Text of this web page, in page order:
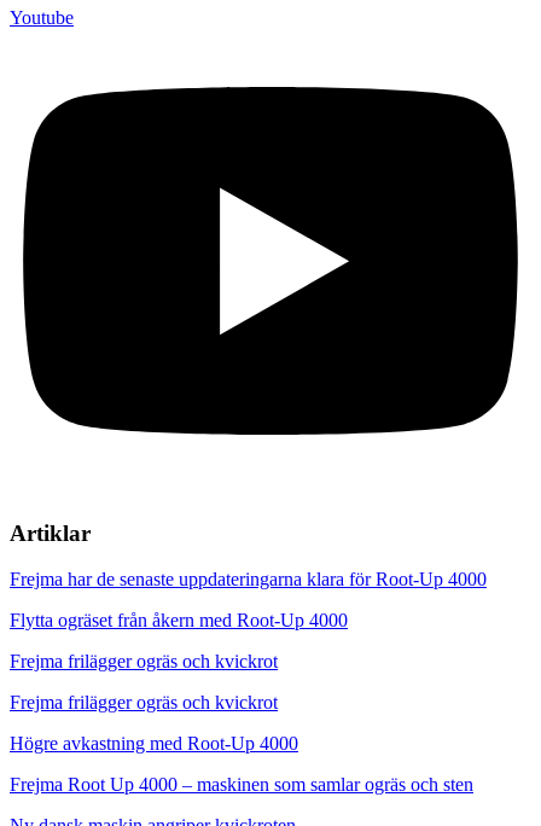
Youtube
Artiklar
Frejma har de senaste uppdateringarna klara för Root-Up 4000
Flytta ogräset från åkern med Root-Up 4000
Frejma frilägger ogräs och kvickrot
Frejma frilägger ogräs och kvickrot
Högre avkastning med Root-Up 4000
Frejma Root Up 4000 – maskinen som samlar ogräs och sten